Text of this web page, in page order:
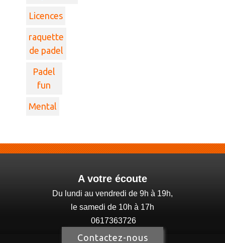
Licences
raquette
de padel
Padel
fun
Mental
A votre écoute
Du lundi au vendredi de 9h à 19h,
le samedi de 10h à 17h
0617363726
Contactez-nous